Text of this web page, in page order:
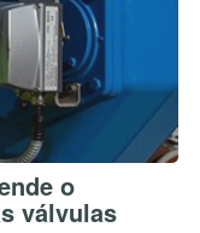
o
válvulas